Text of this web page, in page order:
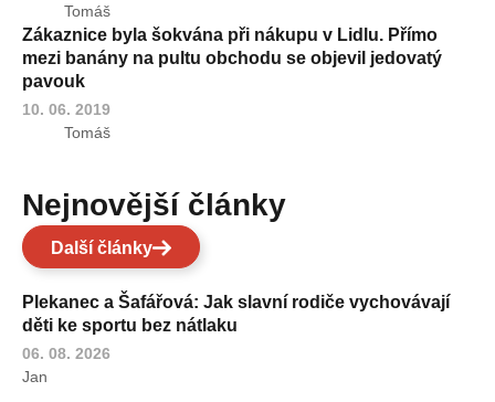
Tomáš
Zákaznice byla šokvána při nákupu v Lidlu. Přímo
mezi banány na pultu obchodu se objevil jedovatý
pavouk
10. 06. 2019
Tomáš
Nejnovější články
Další články
Plekanec a Šafářová: Jak slavní rodiče vychovávají
děti ke sportu bez nátlaku
06. 08. 2026
Jan